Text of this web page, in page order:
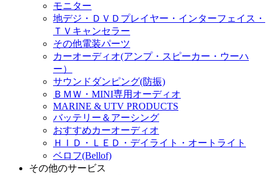
モニター
地デジ・ＤＶＤプレイヤー・インターフェイス・
ＴＶキャンセラー
その他電装パーツ
カーオーディオ(アンプ・スピーカー・ウーハ
ー）
サウンドダンピング(防振)
ＢＭＷ・MINI専用オーディオ
MARINE & UTV PRODUCTS
バッテリー＆アーシング
おすすめカーオーディオ
ＨＩＤ・ＬＥＤ・デイライト・オートライト
ベロフ(Bellof)
その他のサービス